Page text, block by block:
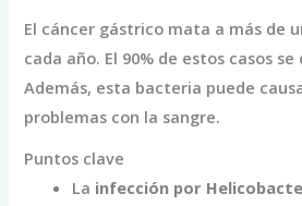
El cáncer gástrico mata a más de
cada año. El 90% de estos casos
Además, esta bacteria puede
problemas con la sangre.
Puntos clave
La infección por